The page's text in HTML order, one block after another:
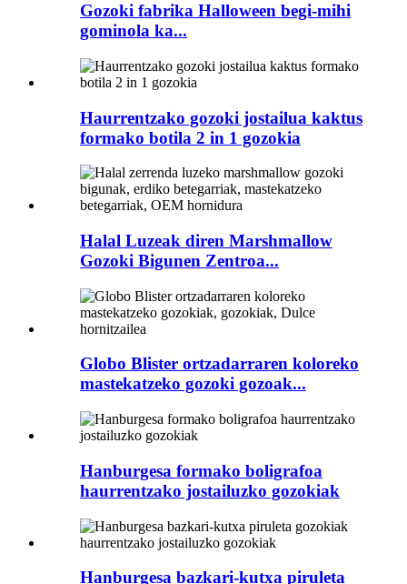
Gozoki fabrika Halloween begi-mihi
gominola ka...
Haurrentzako gozoki jostailua kaktus
formako botila 2 in 1 gozokia
Halal Luzeak diren Marshmallow
Gozoki Bigunen Zentroa...
Globo Blister ortzadarraren koloreko
mastekatzeko gozoki gozoak...
Hanburgesa formako boligrafoa
haurrentzako jostailuzko gozokiak
Hanburgesa bazkari-kutxa piruleta